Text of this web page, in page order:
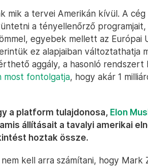
mik a tervei Amerikán kívül. A
a tényellenőrző
egyebek mellett az Európai
ez alapjaiban változtathatja
aggály, a hasonló rendszert
most fontolgatja, hogy akár 1
a platform tulajdonosa, Elon
állításait a tavalyi amerikai
hoztak össze.
kell arra számítani, hogy